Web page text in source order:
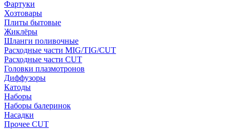
Фартуки
Хозтовары
Плиты бытовые
Жиклёры
Шланги поливочные
Расходные части MIG/TIG/CUT
Расходные части CUT
Головки плазмотронов
Диффузоры
Катоды
Наборы
Наборы балеринок
Насадки
Прочее CUT